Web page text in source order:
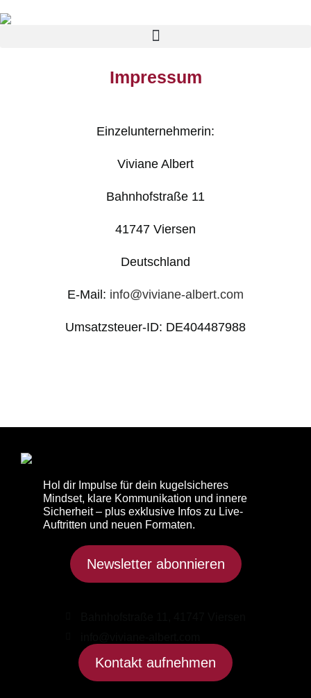
Impressum
Einzelunternehmerin:
Viviane Albert
Bahnhofstraße 11
41747 Viersen
Deutschland
E-Mail: info@viviane-albert.com
Umsatzsteuer-ID: DE404487988
Hol dir Impulse für dein kugelsicheres
Mindset, klare Kommunikation und innere
Sicherheit – plus exklusive Infos zu Live-
Auftritten und neuen Formaten.
Newsletter abonnieren
Kontakt aufnehmen